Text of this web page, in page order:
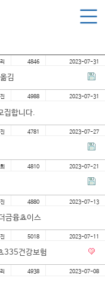
소개
마이페이지
김
2023-07-31
4846
집합니다.
2023-07-31
4988
2023-07-27
4781
2023-07-21
4810
금융쵸이스
2023-07-13
4880
335건강보험
2023-07-11
5018
2023-07-08
4938